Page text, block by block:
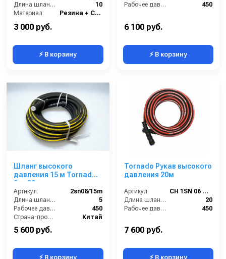
Длина шланга ВД (м):
10
Материал:
Резина + Сталь
3 000 руб.
⚡ В корзину
Рабочее давление (бар):
450
6 100 руб.
⚡ В корзину
Шланг высокого
давления 15 м Tornado,
2sn 08
Артикул:
2sn08/15m
Длина шланга ВД (м):
5
Рабочее давление (бар):
450
Страна-производитель:
Китай
5 600 руб.
⚡ В корзину
Tornado Рукав высокого
давления 20м
Артикул:
CH 1SN 06 M22-20
Длина шланга ВД (м):
20
Рабочее давление (бар):
450
7 600 руб.
⚡ В корзину